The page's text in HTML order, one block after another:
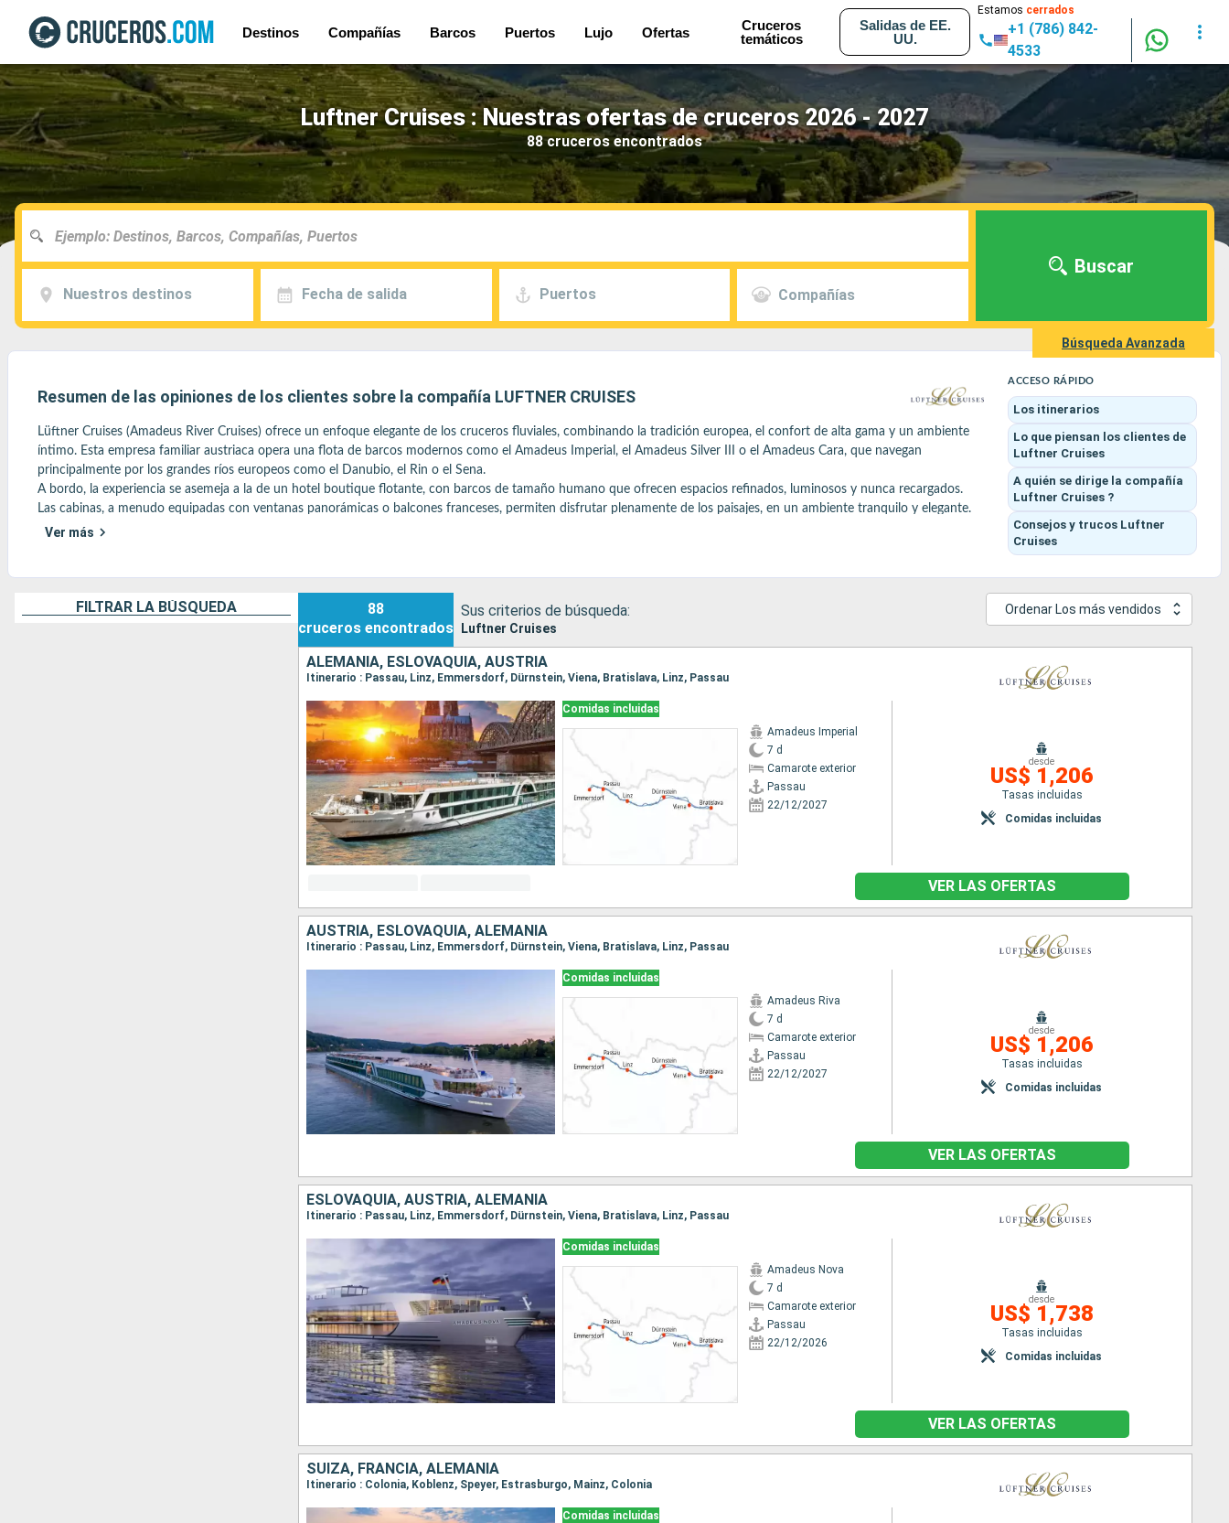
Destinos Compañías Barcos Puertos Lujo Ofertas
Cruceros
temáticos
Salidas de EE.
UU.
Estamos cerrados
+1 (786) 842-
4533
Luftner Cruises : Nuestras ofertas de cruceros 2026 - 2027
88 cruceros encontrados
Nuestros destinos Fecha de salida Puertos Compañías
Buscar
Búsqueda Avanzada
Resumen de las opiniones de los clientes sobre la compañía LUFTNER CRUISES
Lüftner Cruises (Amadeus River Cruises) ofrece un enfoque elegante de los cruceros fluviales, combinando la tradición europea, el confort de alta gama y un ambiente
íntimo. Esta empresa familiar austriaca opera una flota de barcos modernos como el Amadeus Imperial, el Amadeus Silver III o el Amadeus Cara, que navegan
principalmente por los grandes ríos europeos como el Danubio, el Rin o el Sena.
A bordo, la experiencia se asemeja a la de un hotel boutique flotante, con barcos de tamaño humano que ofrecen espacios refinados, luminosos y nunca recargados.
Las cabinas, a menudo equipadas con ventanas panorámicas o balcones franceses, permiten disfrutar plenamente de los paisajes, en un ambiente tranquilo y elegante.
La gastronomía es un pilar de la experiencia, con una cocina inspirada en las tradiciones locales y europeas, servida en un entorno cuidado y acompañada de vinos
Un crucero fluvial elegante y sereno, ideal para los viajeros que buscan comodidad, cultura y una experiencia auténtica a lo largo del río.
Ver más
ACCESO RÁPIDO
Los itinerarios
Lo que piensan los clientes de
Luftner Cruises
A quién se dirige la compañía
Luftner Cruises ?
Consejos y trucos Luftner
Cruises
FILTRAR LA BÚSQUEDA
88
cruceros encontrados
Sus criterios de búsqueda:
Luftner Cruises
Ordenar Los más vendidos
ALEMANIA, ESLOVAQUIA, AUSTRIA
Itinerario : Passau, Linz, Emmersdorf, Dürnstein, Viena, Bratislava, Linz, Passau
Comidas incluidas
Amadeus Imperial
7 d
Camarote exterior
Passau
22/12/2027
desde
US$ 1,206
Tasas incluidas
Comidas incluidas
VER LAS OFERTAS
AUSTRIA, ESLOVAQUIA, ALEMANIA
Itinerario : Passau, Linz, Emmersdorf, Dürnstein, Viena, Bratislava, Linz, Passau
Comidas incluidas
Amadeus Riva
7 d
Camarote exterior
Passau
22/12/2027
desde
US$ 1,206
Tasas incluidas
Comidas incluidas
VER LAS OFERTAS
ESLOVAQUIA, AUSTRIA, ALEMANIA
Itinerario : Passau, Linz, Emmersdorf, Dürnstein, Viena, Bratislava, Linz, Passau
Comidas incluidas
Amadeus Nova
7 d
Camarote exterior
Passau
22/12/2026
desde
US$ 1,738
Tasas incluidas
Comidas incluidas
VER LAS OFERTAS
SUIZA, FRANCIA, ALEMANIA
Itinerario : Colonia, Koblenz, Speyer, Estrasburgo, Mainz, Colonia
Comidas incluidas